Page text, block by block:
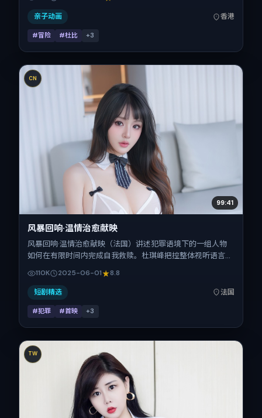
08，正片时长121分钟。
亲子动画 香港
#冒险 #杜比 +3
CN
99:41
风暴回响·温情治愈献映
风暴回响·温情治愈献映（法国）讲述犯罪语境下的一组人物
如何在有限时间内完成自我救赎。杜琪峰把控整体视听语言，
丰富。影片定于 2025-06-01 起陆续登陆院线与网络平台，
暑期档公映，片长161分钟。
110K 2025-06-01 8.8
短剧精选 法国
#犯罪 #首映 +3
TW